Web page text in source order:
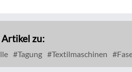
zu:
Tagung Textilmaschinen